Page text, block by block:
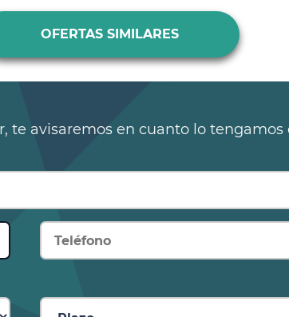
OFERTAS SIMILARES
te avisaremos en cuanto lo